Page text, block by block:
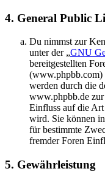
4. General Public
Du nimmst zur
unter der „GNU
bereitgestellten
(www.phpbb.com)
werden durch die
www.phpbb.de
Einfluss auf die
wird. Sie können
für bestimmte
fremder Foren
5. Gewährleistung